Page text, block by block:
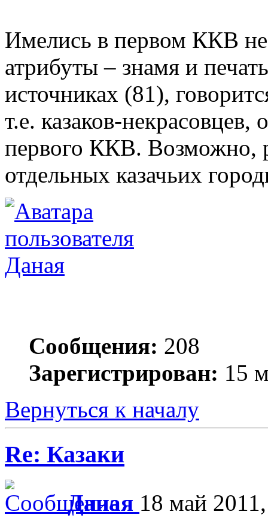
Имелись в первом ККВ
атрибуты – знамя и
источниках (81),
т.е. казаков-
первого ККВ. Возможно,
отдельных казачьих
Даная
Сообщения: 208
Зарегистрирован: 15
Вернуться к началу
Re: Казаки
Даная 18 май